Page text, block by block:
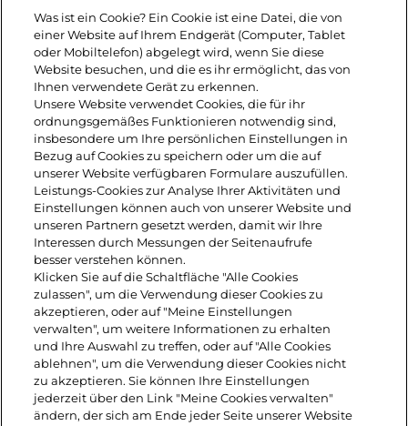
vermengen. Nun die Pfanne damit
ablöschen und für 2-3 Min. köcheln
lassen, bis die Soße andickt.
6. Die Pfanne anschließend für 10-15
Min. in den Ofen schieben, bis der
Käse vollständig geschmolzen und
das Fleisch gar ist.
7. Die gefüllten Hähnchenbrustfilets
auf Tellern platzieren und nach
Belieben mit dem Pfannensud und
einigen Basilikumblättern anrichten .
Was ist ein Cookie? Ein Cookie ist eine Datei, die von
einer Website auf Ihrem Endgerät (Computer, Tablet
oder Mobiltelefon) abgelegt wird, wenn Sie diese
Website besuchen, und die es ihr ermöglicht, das von
Ihnen verwendete Gerät zu erkennen.
Unsere Website verwendet Cookies, die für ihr
ordnungsgemäßes Funktionieren notwendig sind,
insbesondere um Ihre persönlichen Einstellungen in
Bezug auf Cookies zu speichern oder um die auf
unserer Website verfügbaren Formulare auszufüllen.
Leistungs-Cookies zur Analyse Ihrer Aktivitäten und
Einstellungen können auch von unserer Website und
unseren Partnern gesetzt werden, damit wir Ihre
Interessen durch Messungen der Seitenaufrufe
besser verstehen können.
Klicken Sie auf die Schaltfläche "Alle Cookies
zulassen", um die Verwendung dieser Cookies zu
akzeptieren, oder auf "Meine Einstellungen
verwalten", um weitere Informationen zu erhalten
und Ihre Auswahl zu treffen, oder auf "Alle Cookies
ablehnen", um die Verwendung dieser Cookies nicht
zu akzeptieren. Sie können Ihre Einstellungen
jederzeit über den Link "Meine Cookies verwalten"
ändern, der sich am Ende jeder Seite unserer Website